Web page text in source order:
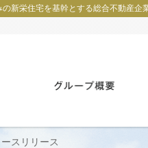
新栄住宅を基幹とする総合不動産企
ースリリース